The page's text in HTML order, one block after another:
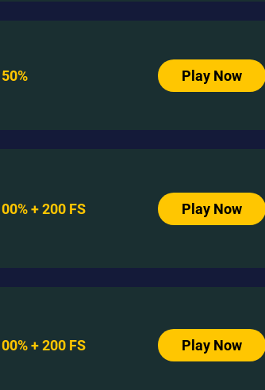
Play Now
+ 200 FS Play Now
+ 200 FS Play Now